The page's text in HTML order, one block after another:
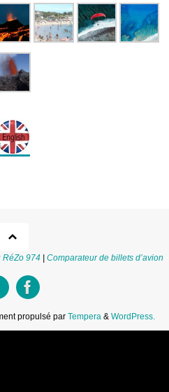
RéZo 974 | Comparateur de billets d’avion
propulsé par Tempera & WordPress.